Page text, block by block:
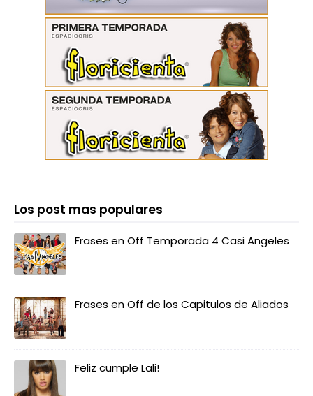
Los post mas populares
Frases en Off Temporada 4 Casi Angeles
Frases en Off de los Capitulos de Aliados
Feliz cumple Lali!